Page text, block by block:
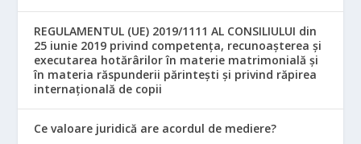
REGULAMENTUL (UE) 2019/1111 AL CONSILIULUI din
25 iunie 2019 privind competența, recunoașterea și
executarea hotărârilor în materie matrimonială și
în materia răspunderii părintești și privind răpirea
internațională de copii
Ce valoare juridică are acordul de mediere?